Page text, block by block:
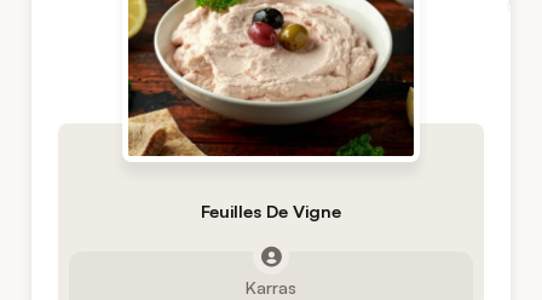
Feuilles De Vigne
Karras